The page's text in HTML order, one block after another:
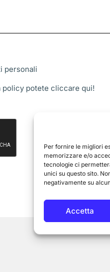
Per fornire le migliori
memorizzare e/o
tecnologie ci
unici su questo sito.
negativamente su
Accetta
personali
policy potete cliccare qui!